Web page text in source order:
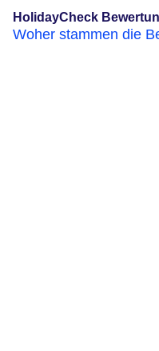
HolidayCheck
Woher stammen die